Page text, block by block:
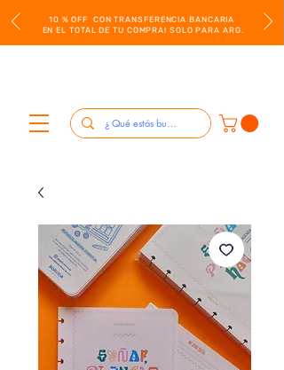
10 % OFF CON TRANSFERENCIA BANCARIA
EN EL TOTAL DE TU COMPRA! SOLO PARA ARG.